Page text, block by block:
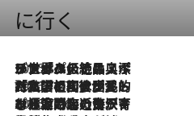
に行く
2026.8.8
リスボンの絶品スイーツ「パステル・デ・ナタ」とは？ポルトガル伝統の奥深い世界へ
2026.7.27
「私の祖国はポルトガル語です」国民的詩人フェルナンド・ペソアと、彼が愛した文学の街を歩く
2026.7.26
ポルトガル近海が育む極上の海の幸。キリリと冷えた白ワインと愉しむ、シーフード専門店の贅沢